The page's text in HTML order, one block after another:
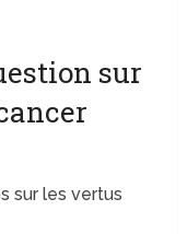
sur
sur les vertus